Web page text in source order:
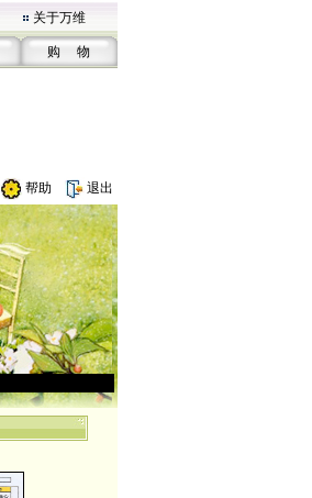
关于万维
购 物
帮助 退出